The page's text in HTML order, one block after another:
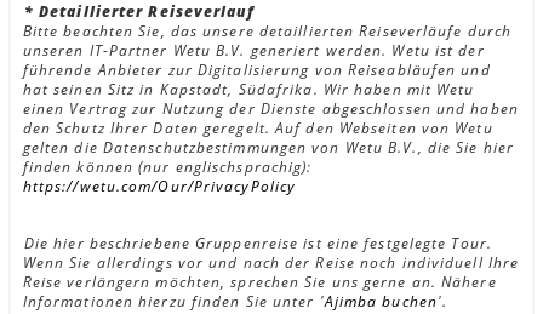
* Detaillierter Reiseverlauf
Bitte beachten Sie, das unsere detaillierten Reiseverläufe durch
unseren IT-Partner Wetu B.V. generiert werden. Wetu ist der
führende Anbieter zur Digitalisierung von Reiseabläufen und
hat seinen Sitz in Kapstadt, Südafrika. Wir haben mit Wetu
einen Vertrag zur Nutzung der Dienste abgeschlossen und haben
den Schutz Ihrer Daten geregelt. Auf den Webseiten von Wetu
gelten die Datenschutzbestimmungen von Wetu B.V., die Sie hier
finden können (nur englischsprachig):
https://wetu.com/Our/PrivacyPolicy
Die hier beschriebene Gruppenreise ist eine festgelegte Tour.
Wenn Sie allerdings vor und nach der Reise noch individuell Ihre
Reise verlängern möchten, sprechen Sie uns gerne an. Nähere
Informationen hierzu finden Sie unter 'Ajimba buchen'.